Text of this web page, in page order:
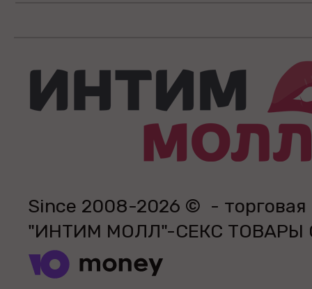
Since 2008-2026 © - торговая
"ИНТИМ МОЛЛ"-СЕКС